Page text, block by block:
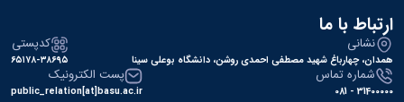
ارتباط با ما
نشانی
همدان، چهارباغ شهید مصطفی احمدی روشن، دانشگاه بوعلی سینا
کدپستی
۶۵۱۷۸-۳۸۶۹۵
شماره تماس
31400000 - 081
پست الکترونیک
public_relation[at]basu.ac.ir